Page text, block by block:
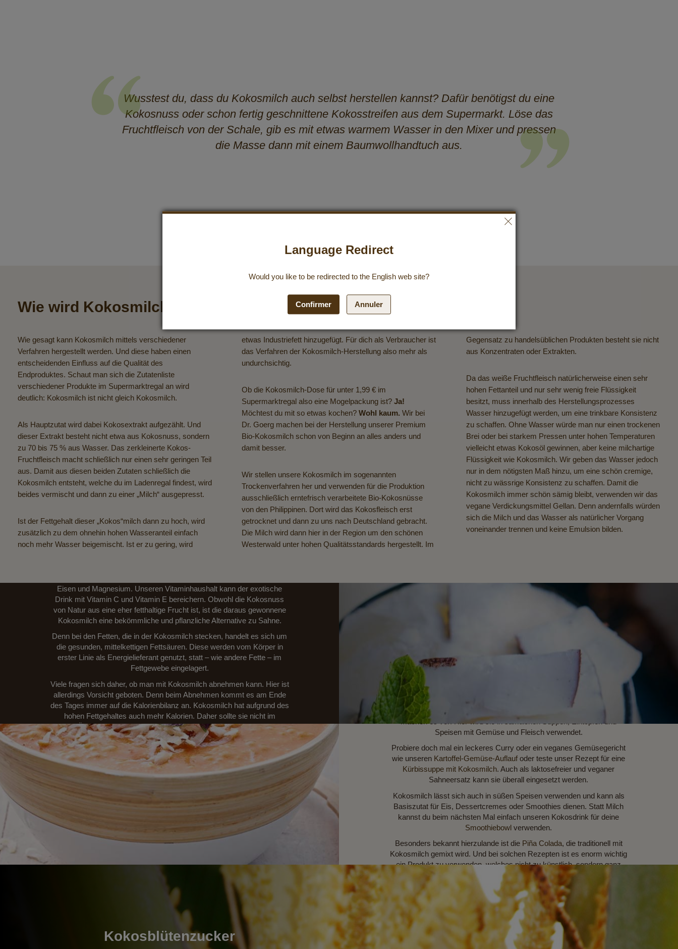
Wusstest du, dass du Kokosmilch auch selbst herstellen kannst? Dafür benötigst du eine
Kokosnuss oder schon fertig geschnittene Kokosstreifen aus dem Supermarkt. Löse das
Fruchtfleisch von der Schale, gib es mit etwas warmem Wasser in den Mixer und pressen
die Masse dann mit einem Baumwollhandtuch aus.
Wie wird Kokosmilch hergestellt?
Wie gesagt kann Kokosmilch mittels verschiedener
Verfahren hergestellt werden. Und diese haben einen
entscheidenden Einfluss auf die Qualität des
Endproduktes. Schaut man sich die Zutatenliste
verschiedener Produkte im Supermarktregal an wird
deutlich: Kokosmilch ist nicht gleich Kokosmilch.
Als Hauptzutat wird dabei Kokosextrakt aufgezählt. Und
dieser Extrakt besteht nicht etwa aus Kokosnuss, sondern
zu 70 bis 75 % aus Wasser. Das zerkleinerte Kokos-
Fruchtfleisch macht schließlich nur einen sehr geringen Teil
aus. Damit aus diesen beiden Zutaten schließlich die
Kokosmilch entsteht, welche du im Ladenregal findest, wird
beides vermischt und dann zu einer „Milch“ ausgepresst.
Ist der Fettgehalt dieser „Kokos“milch dann zu hoch, wird
zusätzlich zu dem ohnehin hohen Wasseranteil einfach
noch mehr Wasser beigemischt. Ist er zu gering, wird
etwas Industriefett hinzugefügt. Für dich als Verbraucher ist
das Verfahren der Kokosmilch-Herstellung also mehr als
undurchsichtig.
Ob die Kokosmilch-Dose für unter 1,99 € im
Supermarktregal also eine Mogelpackung ist?Ja!
Möchtest du mit so etwas kochen?Wohl kaum. Wir bei
Dr. Goerg machen bei der Herstellung unserer Premium
Bio-Kokosmilch schon von Beginn an alles anders und
damit besser.
Wir stellen unsere Kokosmilch im sogenannten
Trockenverfahren her und verwenden für die Produktion
ausschließlich erntefrisch verarbeitete Bio-Kokosnüsse
von den Philippinen. Dort wird das Kokosfleisch erst
getrocknet und dann zu uns nach Deutschland gebracht.
Die Milch wird dann hier in der Region um den schönen
Westerwald unter hohen Qualitätsstandards hergestellt. Im
Gegensatz zu handelsüblichen Produkten besteht sie nicht
aus Konzentraten oder Extrakten.
Da das weiße Fruchtfleisch natürlicherweise einen sehr
hohen Fettanteil und nur sehr wenig freie Flüssigkeit
besitzt, muss innerhalb des Herstellungsprozesses
Wasser hinzugefügt werden, um eine trinkbare Konsistenz
zu schaffen. Ohne Wasser würde man nur einen trockenen
Brei oder bei starkem Pressen unter hohen Temperaturen
vielleicht etwas Kokosöl gewinnen, aber keine milchartige
Flüssigkeit wie Kokosmilch. Wir geben das Wasser jedoch
nur in dem nötigsten Maß hinzu, um eine schön cremige,
nicht zu wässrige Konsistenz zu schaffen. Damit die
Kokosmilch immer schön sämig bleibt, verwenden wir das
vegane Verdickungsmittel Gellan. Denn andernfalls würden
sich die Milch und das Wasser als natürlicher Vorgang
voneinander trennen und keine Emulsion bilden.
Eisen und Magnesium. Unseren Vitaminhaushalt kann der exotische
Drink mit Vitamin C und Vitamin E bereichern. Obwohl die Kokosnuss
von Natur aus eine eher fetthaltige Frucht ist, ist die daraus gewonnene
Kokosmilch eine bekömmliche und pflanzliche Alternative zu Sahne.
Denn bei den Fetten, die in der Kokosmilch stecken, handelt es sich um
die gesunden, mittelkettigen Fettsäuren. Diese werden vom Körper in
erster Linie als Energielieferant genutzt, statt – wie andere Fette – im
Fettgewebe eingelagert.
Viele fragen sich daher, ob man mit Kokosmilch abnehmen kann. Hier ist
allerdings Vorsicht geboten. Denn beim Abnehmen kommt es am Ende
des Tages immer auf die Kalorienbilanz an. Kokosmilch hat aufgrund des
hohen Fettgehaltes auch mehr Kalorien. Daher sollte sie nicht im
Übermaß verzehrt werden. Auf der anderen Seite ist der
Kohlenhydratanteil in der Kokosmilch jedoch gering, weshalb sie eine gute
Wahl für die Low-Carb-Küche ist.
Wie verwende ich Kokosmilch?
Obwohl Kokosmilch in Europa noch nicht weit verbreitet ist, gibt es
zahlreiche Möglichkeiten, um damit zu kochen. Die asiatischen Länder
machen es vor: Hier wird sie in sämtlichen Suppen, Eintöpfen und
Speisen mit Gemüse und Fleisch verwendet.
Probiere doch mal ein leckeres Curry oder ein veganes Gemüsegericht
wie unseren Kartoffel-Gemüse-Auflauf oder teste unser Rezept für eine
Kürbissuppe mit Kokosmilch. Auch als laktosefreier und veganer
Sahneersatz kann sie überall eingesetzt werden.
Kokosmilch lässt sich auch in süßen Speisen verwenden und kann als
Basiszutat für Eis, Dessertcremes oder Smoothies dienen. Statt Milch
kannst du beim nächsten Mal einfach unseren Kokosdrink für deine
Smoothiebowl verwenden.
Besonders bekannt hierzulande ist die Piña Colada, die traditionell mit
Kokosmilch gemixt wird. Und bei solchen Rezepten ist es enorm wichtig
ein Produkt zu verwenden, welches nicht zu künstlich, sondern ganz
natürlich und frisch nach Kokos schmeckt. Handelsübliche Produkte sind
wie oben erwähnt meist mit Aromen versetzt, die den natürlichen
Geschmack verfälschen und viel zu künstlich oder aufdringlich
schmecken.
Kokosblütenzucker
Language Redirect
Would you like to be redirected to the English web site?
Confirmer Annuler